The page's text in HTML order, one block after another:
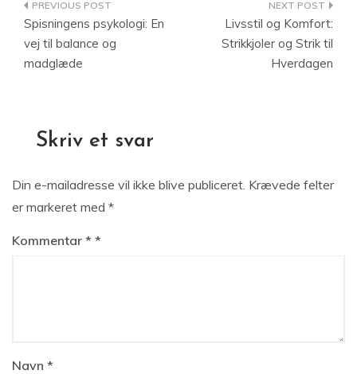
Indlægsnavigation
Spisningens psykologi: En
vej til balance og
madglæde
Livsstil og Komfort:
Strikkjoler og Strik til
Hverdagen
Skriv et svar
Din e-mailadresse vil ikke blive publiceret. Krævede felter
er markeret med *
Kommentar *
Navn *